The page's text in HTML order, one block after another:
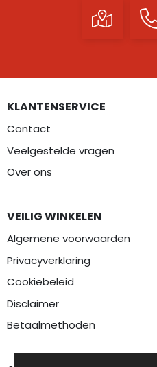
KLANTENSERVICE
Contact
Veelgestelde vragen
Over ons
VEILIG WINKELEN
Algemene voorwaarden
Privacyverklaring
Cookiebeleid
Disclaimer
Betaalmethoden